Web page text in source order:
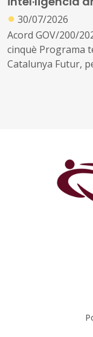
● 30/07/2026
Acord GOV/200/
cinquè Programa
Catalunya Futur,